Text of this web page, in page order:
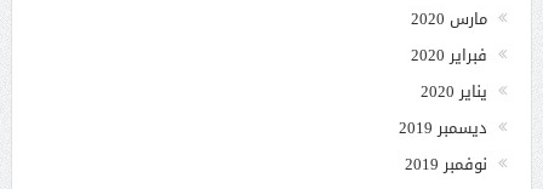
مارس 2020
فبراير 2020
يناير 2020
ديسمبر 2019
نوفمبر 2019